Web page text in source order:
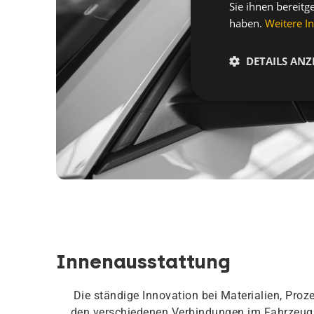
Innenausstattung
Die ständige Innovation bei Materialien,
Sie ihnen
haben. Weitere
DETAILS